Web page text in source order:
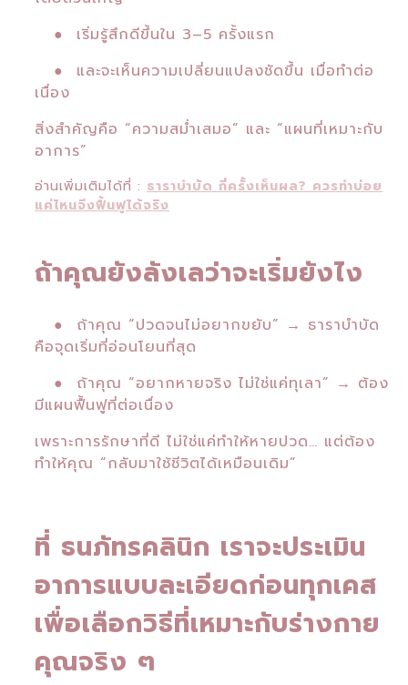
● เริ่มรู้สึกดีขึ้นใน 3–5 ครั้งแรก
● และจะเห็นความเปลี่ยนแปลงชัดขึ้น เมื่อทำต่อ
เนื่อง
สิ่งสำคัญคือ “ความสม่ำเสมอ” และ “แผนที่เหมาะกับ
อาการ”
อ่านเพิ่มเติมได้ที่ : ธาราบำบัด กี่ครั้งเห็นผล? ควรทำบ่อย
แค่ไหนจึงฟื้นฟูได้จริง
ถ้าคุณยังลังเลว่าจะเริ่มยังไง
● ถ้าคุณ “ปวดจนไม่อยากขยับ” → ธาราบำบัด
คือจุดเริ่มที่อ่อนโยนที่สุด
● ถ้าคุณ “อยากหายจริง ไม่ใช่แค่ทุเลา” → ต้อง
มีแผนฟื้นฟูที่ต่อเนื่อง
เพราะการรักษาที่ดี ไม่ใช่แค่ทำให้หายปวด… แต่ต้อง
ทำให้คุณ “กลับมาใช้ชีวิตได้เหมือนเดิม”
ที่ ธนภัทรคลินิก เราจะประเมิน
อาการแบบละเอียดก่อนทุกเคส
เพื่อเลือกวิธีที่เหมาะกับร่างกาย
คุณจริง ๆ